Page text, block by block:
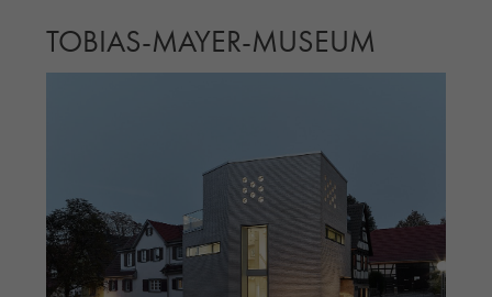
EINFAMILIENHÄUSER
ÖFFENTLICHE BAUTEN
RIEMCHENKOLLEKTIONEN TONWERK
ALLGEMEINE RIEMCHENKOLLEKTIONEN
PETERSEN TEGL
RECYCLING-ZIEGEL
RE-USE-ZIEGEL
TOBIAS-MAYER-MUSEUM